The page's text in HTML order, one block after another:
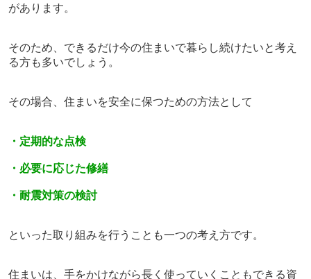
があります。
そのため、できるだけ今の住まいで暮らし続けたいと考え
る方も多いでしょう。
その場合、住まいを安全に保つための方法として
・定期的な点検
・必要に応じた修繕
・耐震対策の検討
といった取り組みを行うことも一つの考え方です。
住まいは、手をかけながら長く使っていくこともできる資